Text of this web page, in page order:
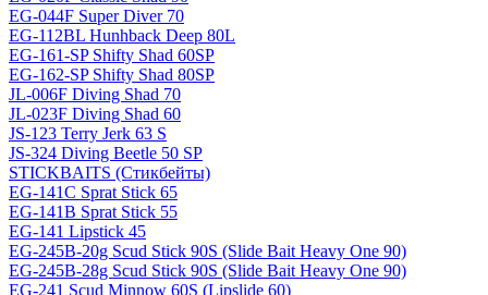
EG-044F Super Diver 70
EG-112BL Hunhback Deep 80L
EG-161-SP Shifty Shad 60SP
EG-162-SP Shifty Shad 80SP
JL-006F Diving Shad 70
JL-023F Diving Shad 60
JS-123 Terry Jerk 63 S
JS-324 Diving Beetle 50 SP
STICKBAITS (Стикбейты)
EG-141C Sprat Stick 65
EG-141B Sprat Stick 55
EG-141 Lipstick 45
EG-245B-20g Scud Stick 90S (Slide Bait Heavy One 90)
EG-245B-28g Scud Stick 90S (Slide Bait Heavy One 90)
EG-241 Scud Minnow 60S (Lipslide 60)